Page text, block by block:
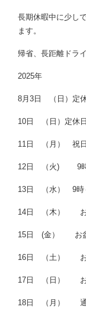
長期休暇中に少し
ます。
帰省、長距離ドラ
2025年
8月3日 （日）定
10日 （日）定休日
11日 （月） 祝
12日 （火) 9時
13日 （水） 9時
14日 （木） お
15日 (金） お
16日 （土） お
17日 （日） お
18日 （月） 通